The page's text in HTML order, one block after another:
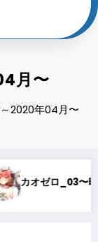
月〜
2020年04月〜
_03〜時間泥棒〜